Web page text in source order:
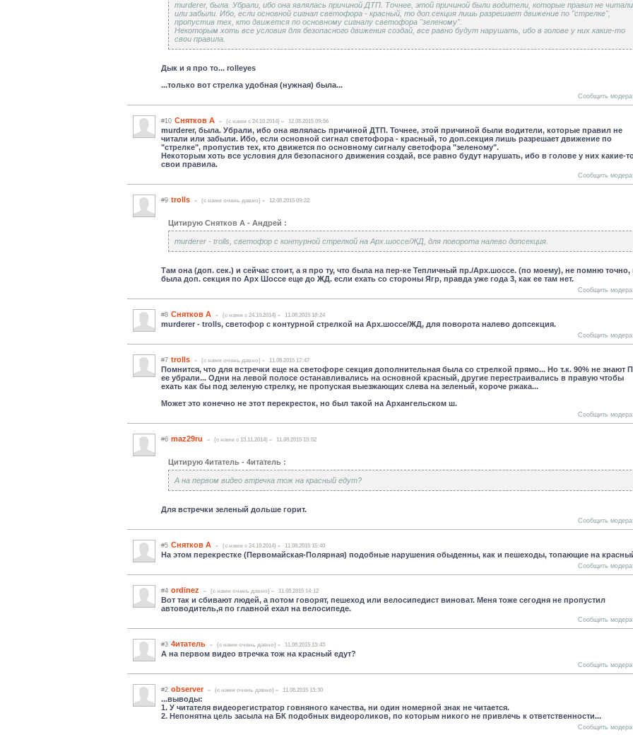
murderer, была. Убрали, ибо она являлась причиной ДТП. Точнее, этой причиной были водители, которые правил не читали
или забыли. Ибо, если основной сигнал светофора - красный, то доп.секция лишь разрешает движение по "стрелке",
пропустив тех, кто движется по основному сигналу светофора "зеленому".
Некоторым хоть все условия для безопасного движения создай, все равно будут нарушать, ибо в голове у них какие-то
свои правила.
Дык и я про то... rolleyes
...только вот стрелка удобная (нужная) была...
Сообщить
#10 Снятков А (c нами с 24.10.2014) 12.08.2015 09:56
murderer, была. Убрали, ибо она являлась причиной ДТП. Точнее, этой причиной были водители, которые правил не
читали или забыли. Ибо, если основной сигнал светофора - красный, то доп.секция лишь разрешает движение по
"стрелке", пропустив тех, кто движется по основному сигналу светофора "зеленому".
Некоторым хоть все условия для безопасного движения создай, все равно будут нарушать, ибо в голове у них какие-
свои правила.
Сообщить
#9 trolls (c нами очень давно) 12.08.2015 09:22
Цитирую Снятков А - Андрей :
murderer - trolls, светофор с контурной стрелкой на Арх.шоссе/ЖД, для поворота налево допсекция.
Там она (доп. сек.) и сейчас стоит, а я про ту, что была на пер-ке Тепличный пр./Арх.шоссе. (по моему), не помню точно,
была доп. секция по Арх Шоссе еще до ЖД. если ехать со стороны Ягр, правда уже года 3, как ее там нет.
Сообщить
#8 Снятков А (c нами с 24.10.2014) 11.08.2015 18:24
murderer - trolls, светофор с контурной стрелкой на Арх.шоссе/ЖД, для поворота налево допсекция.
Сообщить
#7 trolls (c нами очень давно) 11.08.2015 17:47
Помнится, что для встречки еще на светофоре секция дополнительная была со стрелкой прямо... Но т.к. 90% не знают
ее убрали... Одни на левой полосе останавливались на основной красный, другие перестраивались в правую чтобы
ехать как бы под зеленую стрелку, не пропуская выезжающих слева на зеленый, короче ржака...
Может это конечно не этот перекресток, но был такой на Архангельском ш.
Сообщить
#6 maz29ru (c нами с 13.11.2014) 11.08.2015 15:52
Цитирую 4итатель - 4итатель :
А на первом видео втречка тож на красный едут?
Для встречки зеленый дольше горит.
Сообщить
#5 Снятков А (c нами с 24.10.2014) 11.08.2015 15:40
На этом перекрестке (Первомайская-Полярная) подобные нарушения обыденны, как и пешеходы, топающие на
Сообщить
#4 ordinez (c нами очень давно) 11.08.2015 14:12
Вот так и сбивают людей, а потом говорят, пешеход или велосипедист виноват. Меня тоже сегодня не пропустил
автоводитель,я по главной ехал на велосипеде.
Сообщить
#3 4итатель (c нами очень давно) 11.08.2015 13:43
А на первом видео втречка тож на красный едут?
Сообщить
#2 observer (c нами очень давно) 11.08.2015 13:30
...выводы:
1. У читателя видеорегистратор говняного качества, ни один номерной знак не читается.
2. Непонятна цель засыла на БК подобных видеороликов, по которым никого не привлечь к ответственности...
Сообщить